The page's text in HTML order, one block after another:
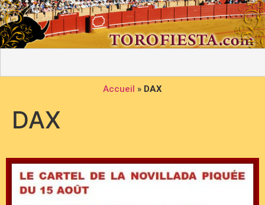
Accueil » DAX
DAX